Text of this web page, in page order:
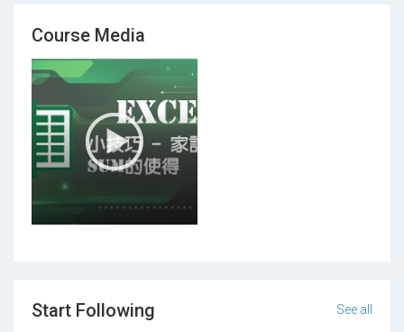
Course Media
Start Following See all